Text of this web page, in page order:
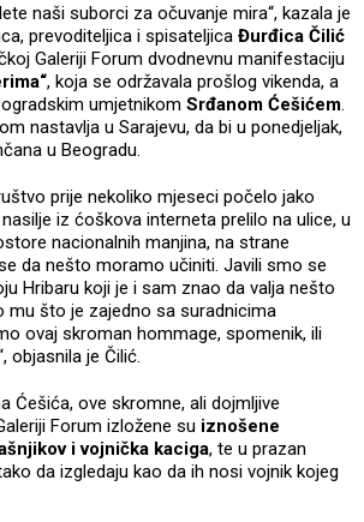
naši suborci za očuvanje mira“, kazala je
prevoditeljica i spisateljica Đurđica Čilić
Galeriji Forum dvodnevnu manifestaciju
, koja se održavala prošlog vikenda, a
umjetnikom Srđanom Ćešićem.
nastavlja u Sarajevu, da bi u ponedjeljak,
u Beogradu.
prije nekoliko mjeseci počelo jako
iz ćoškova interneta prelilo na ulice, u
nacionalnih manjina, na strane
da nešto moramo učiniti. Javili smo se
Hribaru koji je i sam znao da valja nešto
mu što je zajedno sa suradnicima
ovaj skroman hommage, spomenik, ili
objasnila je Čilić.
Ćešića, ove skromne, ali dojmljive
Forum izložene su iznošene
i vojnička kaciga, te u prazan
da izgledaju kao da ih nosi vojnik kojeg